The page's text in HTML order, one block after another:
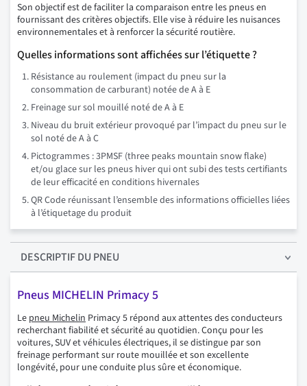
Son objectif est de faciliter la comparaison entre les pneus en
fournissant des critères objectifs. Elle vise à réduire les nuisances
environnementales et à renforcer la sécurité routière.
Quelles informations sont affichées sur l’étiquette ?
Résistance au roulement (impact du pneu sur la
consommation de carburant) notée de A à E
Freinage sur sol mouillé noté de A à E
Niveau du bruit extérieur provoqué par l’impact du pneu sur le
sol noté de A à C
Pictogrammes : 3PMSF (three peaks mountain snow flake)
et/ou glace sur les pneus hiver qui ont subi des tests certifiants
de leur efficacité en conditions hivernales
QR Code réunissant l’ensemble des informations officielles liées
à l’étiquetage du produit
DESCRIPTIFDU PNEU
Pneus MICHELIN Primacy 5
Le pneu Michelin Primacy 5 répond aux attentes des conducteurs
recherchant fiabilité et sécurité au quotidien. Conçu pour les
voitures, SUV et véhicules électriques, il se distingue par son
freinage performant sur route mouillée et son excellente
longévité, pour une conduite plus sûre et économique.